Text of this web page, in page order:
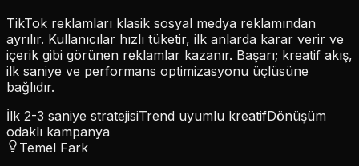
TikTok reklamları klasik sosyal medya reklamından
ayrılır. Kullanıcılar hızlı tüketir, ilk anlarda karar verir ve
içerik gibi görünen reklamlar kazanır. Başarı; kreatif akış,
ilk saniye ve performans optimizasyonu üçlüsüne
bağlıdır.
İlk 2-3 saniye stratejisiTrend uyumlu kreatifDönüşüm
odaklı kampanya
Temel Fark